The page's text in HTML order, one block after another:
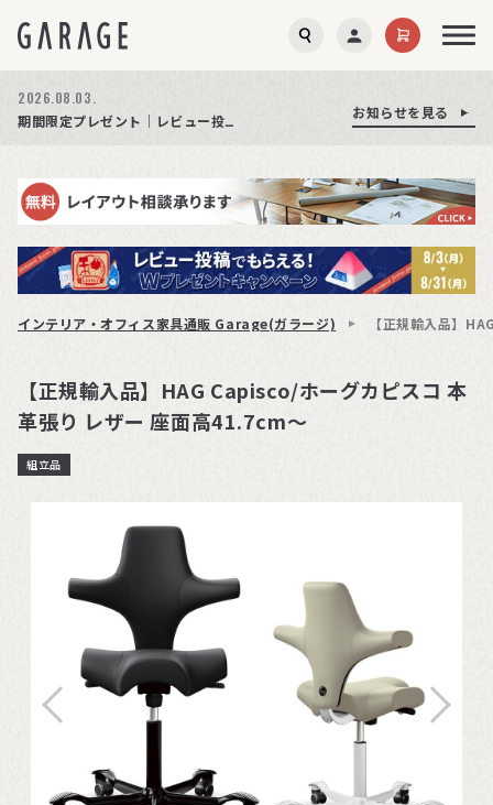
期間限定プレゼント│レビュー投稿をお待ちしております お知らせを見る
2026.08.01.
商品ページ障害復旧のお知らせ
お知らせを見る
サイト障害のお知らせ(商品ページが正常に表示されない事象発生) お知らせを見る
インテリア・オフィス家具通販 Garage(ガラージ) 【正規輸入品】
【正規輸入品】HAG Capisco/ホーグカピスコ 本
革張り レザー 座面高41.7cm〜
組立品